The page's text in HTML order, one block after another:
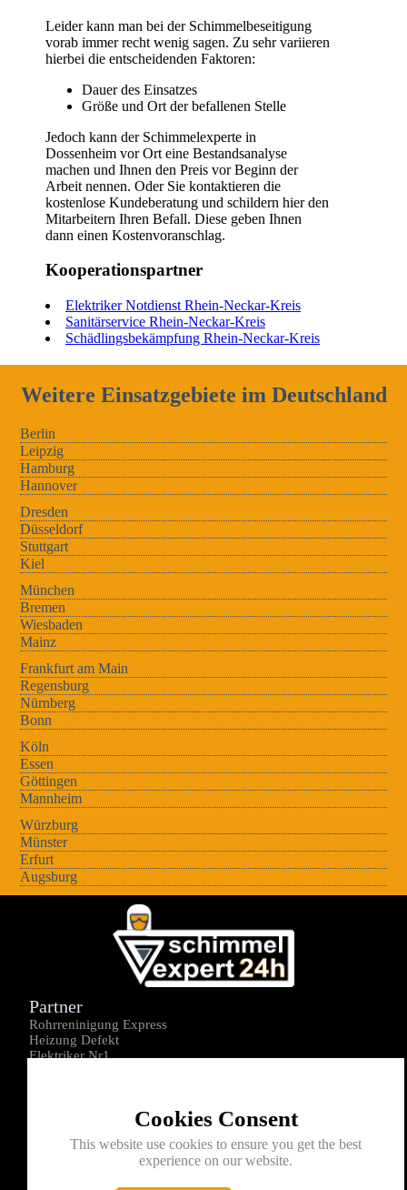
Leider kann man bei der Schimmelbeseitigung
vorab immer recht wenig sagen. Zu sehr variieren
hierbei die entscheidenden Faktoren:
Dauer des Einsatzes
Größe und Ort der befallenen Stelle
Jedoch kann der Schimmelexperte in
Dossenheim vor Ort eine Bestandsanalyse
machen und Ihnen den Preis vor Beginn der
Arbeit nennen. Oder Sie kontaktieren die
kostenlose Kundeberatung und schildern hier den
Mitarbeitern Ihren Befall. Diese geben Ihnen
dann einen Kostenvoranschlag.
Kooperationspartner
Elektriker Notdienst Rhein-Neckar-Kreis
Sanitärservice Rhein-Neckar-Kreis
Schädlingsbekämpfung Rhein-Neckar-Kreis
Weitere Einsatzgebiete im Deutschland
Berlin
Leipzig
Hamburg
Hannover
Dresden
Düsseldorf
Stuttgart
Kiel
München
Bremen
Wiesbaden
Mainz
Frankfurt am Main
Regensburg
Nürnberg
Bonn
Köln
Essen
Göttingen
Mannheim
Würzburg
Münster
Erfurt
Augsburg
Cookies Consent
This website use cookies to ensure you get the best
experience on our website.
Partner
Rohrreninigung Express
Heizung Defekt
Elektriker Nr1
Kontakt